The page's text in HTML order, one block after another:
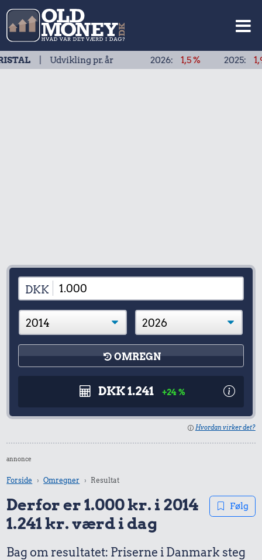
Udvikling pr. år 1,5 % 2025: 1,9 %
DKK
OMREGN
DKK 1.241 +24 %
Hvordan virker det?
annonce
Forside Omregner Resultat
Derfor er 1.000 kr. i 2014
1.241 kr. værd i dag
Følg
Bag om resultatet: Priserne i Danmark steg